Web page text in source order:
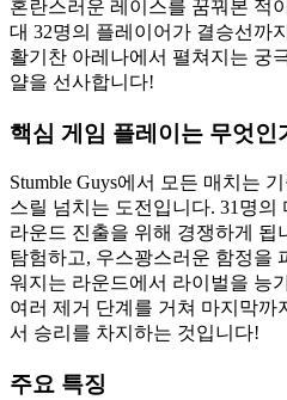
혼란스러운 레이스를 꿈꿔본 적
대 32명의 플레이어가 결승선까
활기찬 아레나에서 펼쳐지는 궁
얄을 선사합니다!
핵심 게임 플레이는 무엇인
Stumble Guys에서 모든 매치는
스릴 넘치는 도전입니다. 31명의
라운드 진출을 위해 경쟁하게 됩
탐험하고, 우스꽝스러운 함정을
워지는 라운드에서 라이벌을 능
여러 제거 단계를 거쳐 마지막까
서 승리를 차지하는 것입니다!
주요 특징